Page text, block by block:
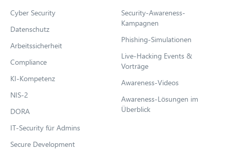
Cyber Security
Datenschutz
Arbeitssicherheit
Compliance
KI-Kompetenz
NIS-2
DORA
IT-Security für Admins
Secure Development
Security-Awareness-
Kampagnen
Phishing-Simulationen
Live-Hacking Events &
Vorträge
Awareness-Videos
Awareness-Lösungen im
Überblick